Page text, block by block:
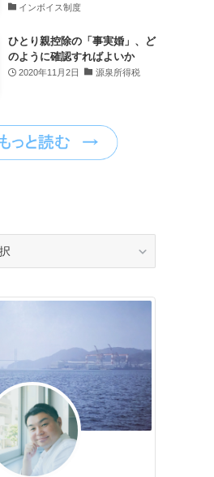
インボイス制度
ひとり親控除の「事実婚」、ど
のように確認すればよいか
2020年11月2日 源泉所得税